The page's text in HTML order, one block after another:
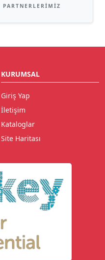
KURUMSAL
Giriş Yap
İletişim
Kataloglar
Site Haritası